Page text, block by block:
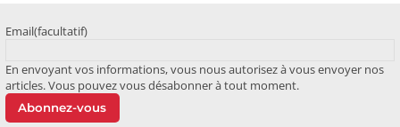
Email(facultatif)
En envoyant vos informations, vous nous autorisez à vous envoyer nos
articles. Vous pouvez vous désabonner à tout moment.
Abonnez-vous